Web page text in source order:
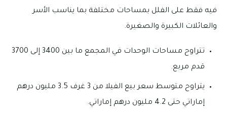
فيه فقط على الفلل بمساحات مختلفة بما يناسب الأسر
والعائلات الكبيرة والصغيرة.
تتراوح مساحات الوحدات في المجمع ما بين 3400 إلى 3700
قدم مربع.
يتراوح متوسط سعر بيع الفيلا من 3 غرف 3.5 مليون درهم
إماراتي حتى 4.2 مليون درهم إماراتي.